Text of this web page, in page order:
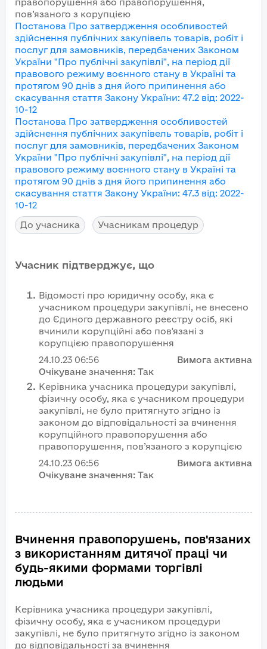
правопорушення або правопорушення,
пов’язаного з корупцією
Постанова Про затвердження особливостей
здійснення публічних закупівель товарів, робіт і
послуг для замовників, передбачених Законом
України "Про публічні закупівлі", на період дії
правового режиму воєнного стану в Україні та
протягом 90 днів з дня його припинення або
скасування стаття Закону України: 47.2 від: 2022-
10-12
Постанова Про затвердження особливостей
здійснення публічних закупівель товарів, робіт і
послуг для замовників, передбачених Законом
України "Про публічні закупівлі", на період дії
правового режиму воєнного стану в Україні та
протягом 90 днів з дня його припинення або
скасування стаття Закону України: 47.3 від: 2022-
10-12
До учасника
Учасникам процедур
Учасник підтверджує, що
Відомості про юридичну особу, яка є
учасником процедури закупівлі, не внесено
до Єдиного державного реєстру осіб, які
вчинили корупційні або пов'язані з
корупцією правопорушення
24.10.23 06:56
Вимога активна
Очікуване значення: Так
Керівника учасника процедури закупівлі,
фізичну особу, яка є учасником процедури
закупівлі, не було притягнуто згідно із
законом до відповідальності за вчинення
корупційного правопорушення або
правопорушення, пов’язаного з корупцією
24.10.23 06:56
Вимога активна
Очікуване значення: Так
Вчинення правопорушень, пов'язаних
з використанням дитячої праці чи
будь-якими формами торгівлі
людьми
Керівника учасника процедури закупівлі,
фізичну особу, яка є учасником процедури
закупівлі, не було притягнуто згідно із законом
до відповідальності за вчинення